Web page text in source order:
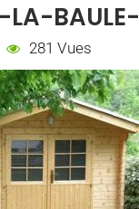
BAULE-
281 Vues